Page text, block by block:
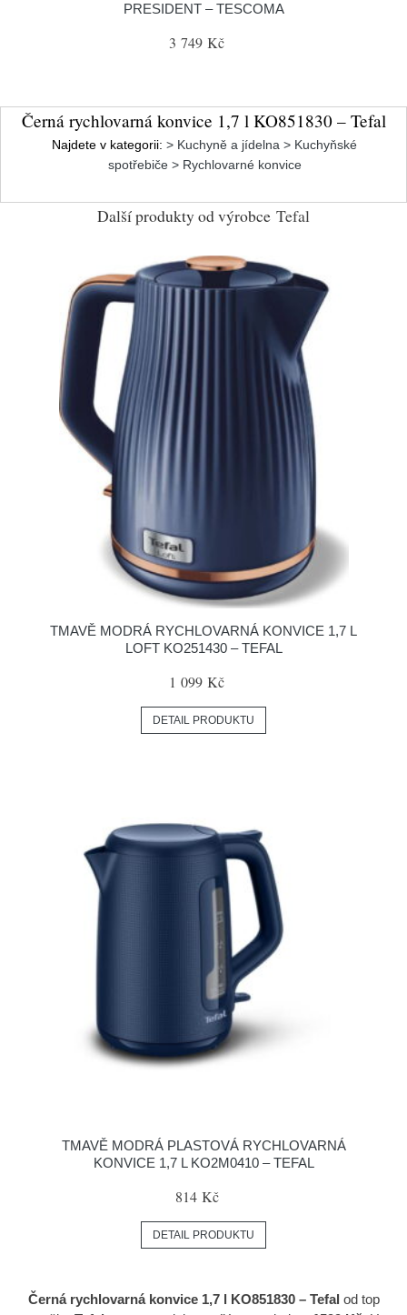
PRESIDENT – TESCOMA
3 749 Kč
Černá rychlovarná konvice 1,7 l KO851830 – Tefal
Najdete v kategorii: > Kuchyně a jídelna > Kuchyňské
spotřebiče > Rychlovarné konvice
Další produkty od výrobce Tefal
TMAVĚ MODRÁ RYCHLOVARNÁ KONVICE 1,7 L
LOFT KO251430 – TEFAL
1 099 Kč
DETAIL PRODUKTU
TMAVĚ MODRÁ PLASTOVÁ RYCHLOVARNÁ
KONVICE 1,7 L KO2M0410 – TEFAL
814 Kč
DETAIL PRODUKTU
Černá rychlovarná konvice 1,7 l KO851830 – Tefal od top